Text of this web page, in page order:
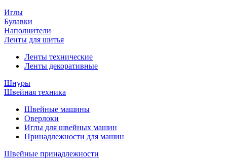
Иглы
Булавки
Наполнители
Ленты для шитья
Ленты технические
Ленты декоративные
Шнуры
Швейная техника
Швейные машины
Оверлоки
Иглы для швейных машин
Принадлежности для машин
Швейные принадлежности